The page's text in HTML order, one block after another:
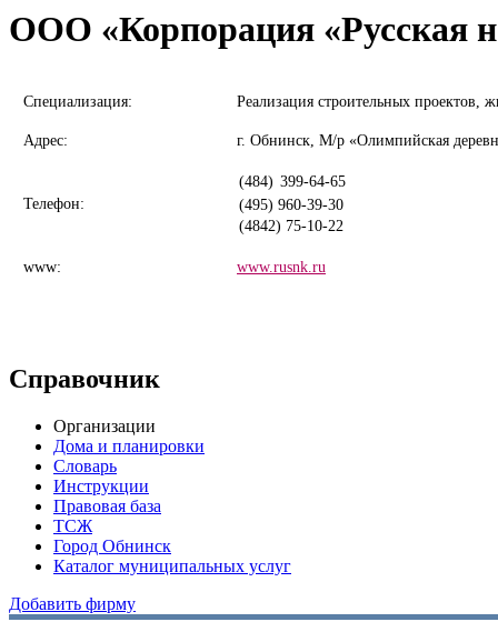
ООО «Корпорация «Русская
Специализация: Реализация строительных проектов,
Адрес: г. Обнинск, М/р «Олимпийская
Телефон:
(484) 399-64-65
(495) 960-39-30
(4842) 75-10-22
www: www.rusnk.ru
Справочник
Организации
Дома и планировки
Словарь
Инструкции
Правовая база
ТСЖ
Город Обнинск
Каталог муниципальных услуг
Добавить фирму